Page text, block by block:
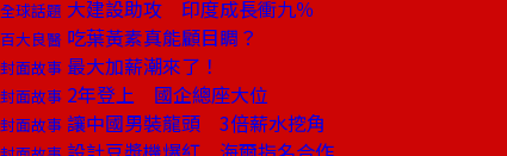
全球話題 大建設助攻 印度成長衝九％
百大良醫 吃葉黃素真能顧目睭？
封面故事 最大加薪潮來了！
封面故事 2年登上 國企總座大位
封面故事 讓中國男裝龍頭 3倍薪水挖角